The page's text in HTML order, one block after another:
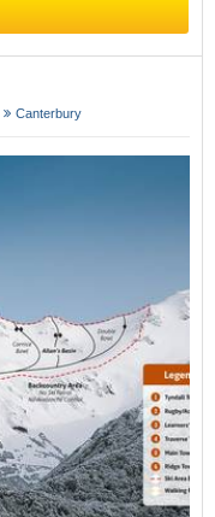
Canterbury